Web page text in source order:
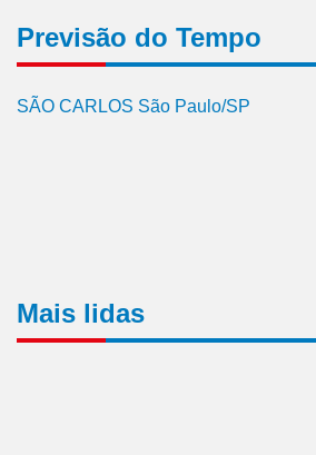
Previsão do Tempo
SÃO CARLOS São Paulo/SP
Mais lidas